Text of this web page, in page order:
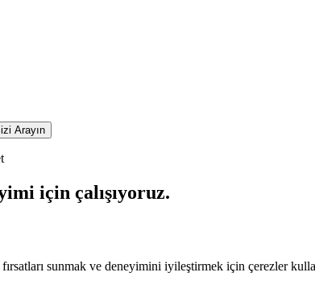
Arayın
için çalışıyoruz.
fırsatları sunmak ve deneyimini iyileştirmek için çerezler